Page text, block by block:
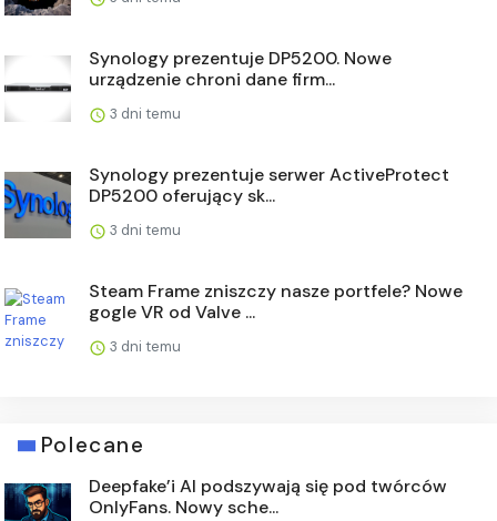
Synology prezentuje DP5200. Nowe
urządzenie chroni dane firm...
3 dni temu
Synology prezentuje serwer ActiveProtect
DP5200 oferujący sk...
3 dni temu
Steam Frame zniszczy nasze portfele? Nowe
gogle VR od Valve ...
3 dni temu
Polecane
Deepfake’i AI podszywają się pod twórców
OnlyFans. Nowy sche...